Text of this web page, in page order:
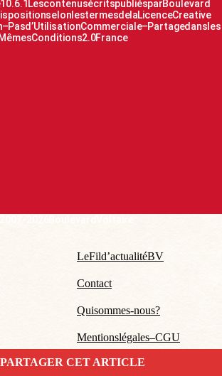
Les contenus écrits publiés par Boulevard
selon les termes de la Licence Creative
Pas d’Utilisation Commerciale – Partage dans les
Mêmes Conditions 2.0 France
Le Fil d’actualité BV
Contact
Qui sommes-nous ?
Mentions légales – CGU
PARTAGER CET ARTICLE